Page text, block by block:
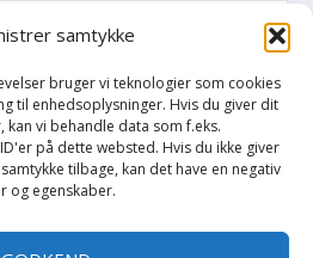
samtykke
bruger vi teknologier som cookies
til enhedsoplysninger. Hvis du giver dit
vi behandle data som f.eks.
på dette websted. Hvis du ikke giver
tilbage, kan det have en negativ
og egenskaber.